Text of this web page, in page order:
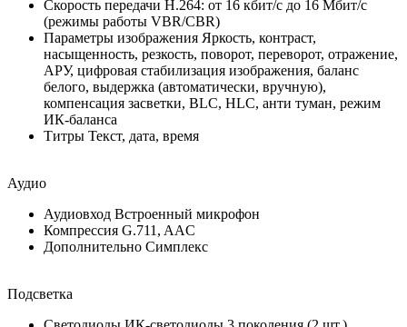
Скорость передачи H.264: от 16 кбит/с до 16 Мбит/с
(режимы работы VBR/CBR)
Параметры изображения Яркость, контраст,
насыщенность, резкость, поворот, переворот, отражение,
АРУ, цифровая стабилизация изображения, баланс
белого, выдержка (автоматически, вручную),
компенсация засветки, BLC, HLC, анти туман, режим
ИК-баланса
Титры Текст, дата, время
Аудио
Аудиовход Встроенный микрофон
Компрессия G.711, AAC
Дополнительно Симплекс
Подсветка